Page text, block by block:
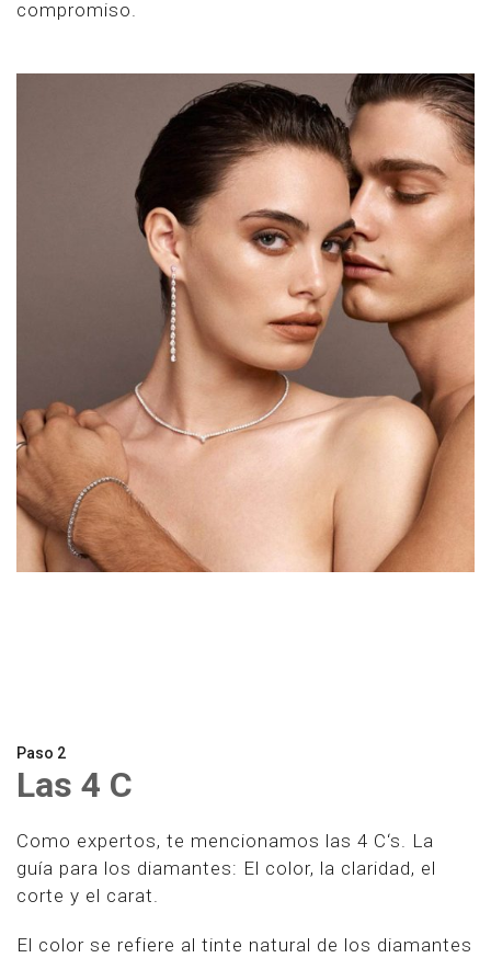
compromiso.
Paso 2
Las 4 C
Como expertos, te mencionamos las 4 C‘s. La
guía para los diamantes: El color, la claridad, el
corte y el carat.
El color se refiere al tinte natural de los diamantes